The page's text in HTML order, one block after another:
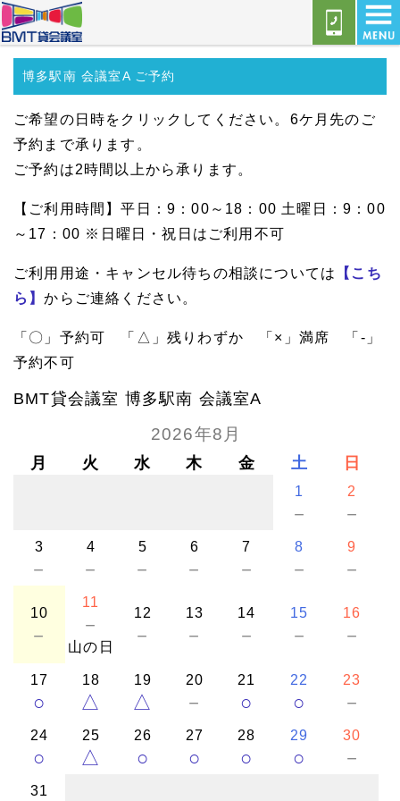
博多駅南 会議室A ご予約
ご希望の日時をクリックしてください。6ケ月先のご
予約まで承ります。
ご予約は2時間以上から承ります。
【ご利用時間】平日：9：00～18：00 土曜日：9：00
～17：00 ※日曜日・祝日はご利用不可
ご利用用途・キャンセル待ちの相談については
【こち
ら】からご連絡ください。
「〇」予約可 「△」残りわずか 「×」満席 「-」
予約不可
BMT貸会議室 博多駅南 会議室A
2026年8月
月 火 水 木 金 土 日
1
－
2
－
3
－
4
－
5
－
6
－
7
－
8
－
9
－
10
－
11
－
山の日
12
－
13
－
14
－
15
－
16
－
17
○
18
△
19
△
20
－
21
○
22
○
23
－
24
○
25
△
26
○
27
○
28
○
29
○
30
－
31